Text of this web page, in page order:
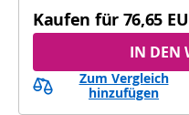
Kaufen für 76,65
IN DEN
Zum Vergleich
hinzufügen